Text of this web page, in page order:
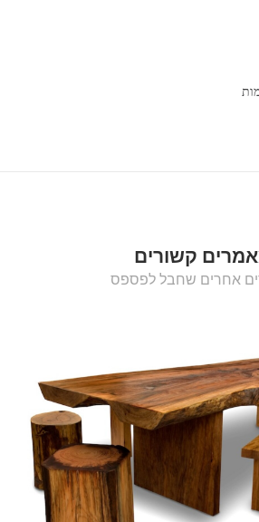
קשורים
אחרים שחבל לפספס